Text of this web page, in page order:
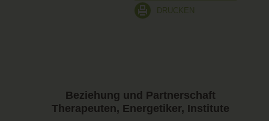
DRUCKEN
Beziehung und Partnerschaft
Therapeuten, Energetiker, Institute